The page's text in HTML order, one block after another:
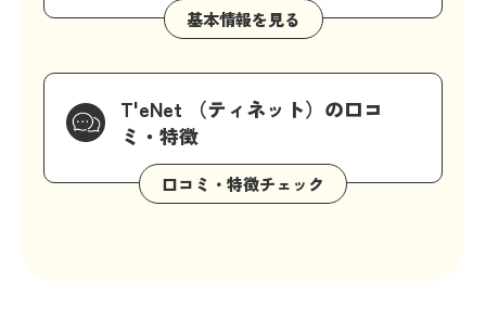
T'eNet （ティネット）の口コ
ミ・特徴